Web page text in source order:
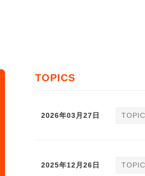
TOPICS
2026年03月27日
2025年12月26日